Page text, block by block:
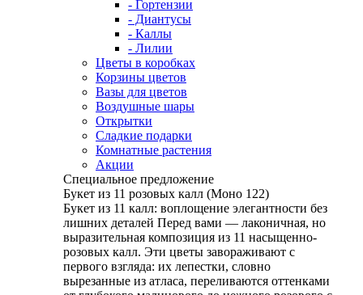
- Гортензии
- Диантусы
- Каллы
- Лилии
Цветы в коробках
Корзины цветов
Вазы для цветов
Воздушные шары
Открытки
Сладкие подарки
Комнатные растения
Акции
Специальное предложение
Букет из 11 розовых калл (Моно 122)
Букет из 11 калл: воплощение элегантности без
лишних деталей Перед вами — лаконичная, но
выразительная композиция из 11 насыщенно-
розовых калл. Эти цветы завораживают с
первого взгляда: их лепестки, словно
вырезанные из атласа, переливаются оттенками